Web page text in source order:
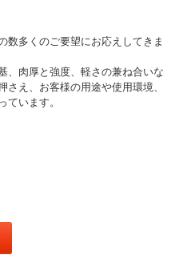
数多くのご要望にお応えしてきま
、肉厚と強度、軽さの兼ね合いな
さえ、お客様の用途や使用環境、
ています。